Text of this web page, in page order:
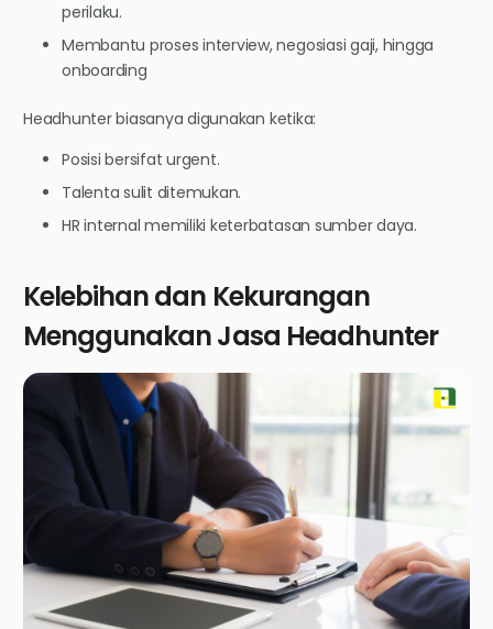
perilaku.
Membantu proses interview, negosiasi gaji, hingga
onboarding
Headhunter biasanya digunakan ketika:
Posisi bersifat urgent.
Talenta sulit ditemukan.
HR internal memiliki keterbatasan sumber daya.
Kelebihan dan Kekurangan
Menggunakan Jasa Headhunter